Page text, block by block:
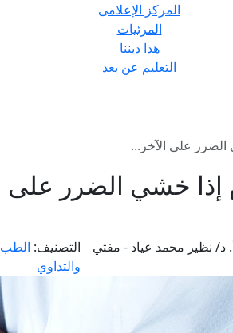
المركز الإعلامى
المرئيات
هذا ديننا
التعليم عن بعد
على الآخر...
خشي الضرر على
د/ نظير محمد عياد - مفتي
التصنيف: الطب
والتداوي